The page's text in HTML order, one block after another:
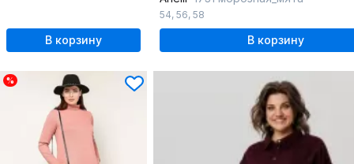
В корзину
54, 56, 58
В корзину
%